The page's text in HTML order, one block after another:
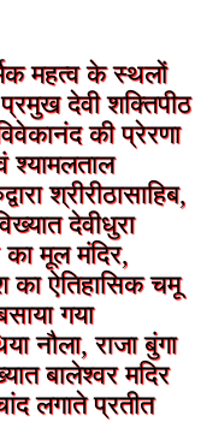
महत्व के स्थलों
देवी शक्तिपीठ
की प्रेरणा
श्यामलताल
श्रीरीठासाहिब,
देवीधुरा
का मूल मंदिर,
का ऐतिहासिक चमू
गया
नौला, राजा बुंगा
बालेश्वर मदिर
लगाते प्रतीत